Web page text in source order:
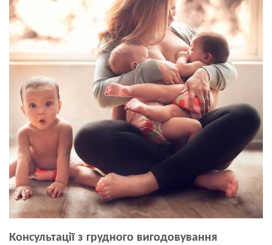
Консультації з грудного вигодовування